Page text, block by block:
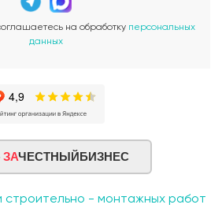
узнать больше о проекте дома
своего уголка счастья и
на обработку персональных
данных
ЗАЧЕСТНЫЙБИЗНЕС
строительно - монтажных работ